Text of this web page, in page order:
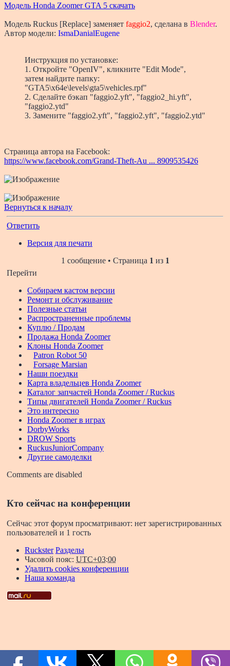
Модель Honda Zoomer GTA 5 скачать
Модель Ruckus [Replace] заменяет faggio2, сделана в Blender.
Автор модели: IsmaDanialEugene
Инструкция по установке:
1. Откройте "OpenIV", кликните "Edit Mode",
затем найдите папку:
"GTA5\x64e\levels\gta5\vehicles.rpf"
2. Сделайте бэкап "faggio2.yft", "faggio2_hi.yft",
"faggio2.ytd"
3. Замените "faggio2.yft", "faggio2.yft", "faggio2.ytd"
Страница автора на Facebook:
https://www.facebook.com/Grand-Theft-Au ... 8909535426
Вернуться к началу
Ответить
Версия для печати
1 сообщение • Страница 1 из 1
Перейти
Собираем кастом версии
Ремонт и обслуживание
Полезные статьи
Распространенные проблемы
Куплю / Продам
Продажа Honda Zoomer
Клоны Honda Zoomer
Patron Robot 50
Forsage Marsian
Наши поездки
Карта владельцев Honda Zoomer
Каталог запчастей Honda Zoomer / Ruckus
Типы двигателей Honda Zoomer / Ruckus
Это интересно
Honda Zoomer в играх
DorbyWorks
DROW Sports
RuckusJuniorCompany
Другие самоделки
Comments are disabled
Кто сейчас на конференции
Сейчас этот форум просматривают: нет зарегистрированных
пользователей и 1 гость
Ruckster Разделы
Часовой пояс: UTC+03:00
Удалить cookies конференции
Наша команда